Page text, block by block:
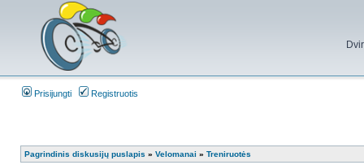
Prisijungti Registruotis
Pagrindinis diskusijų puslapis » Velomanai » Treniruotės